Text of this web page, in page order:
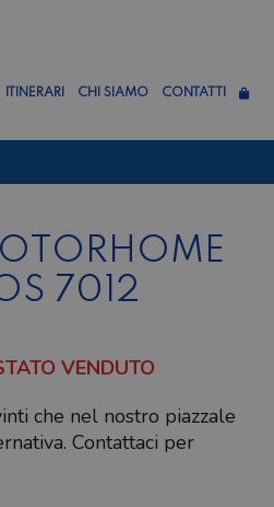
ITINERARI CHI SIAMO CONTATTI
7012
VENDUTO
che nel nostro piazzale
Contattaci per